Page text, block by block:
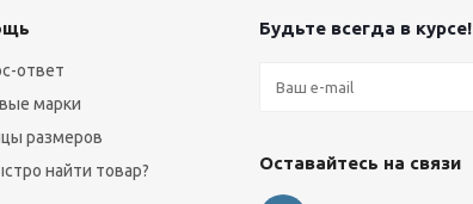
ответ
марки
размеров
найти товар?
Будьте всегда в курсе!
Оставайтесь на связи